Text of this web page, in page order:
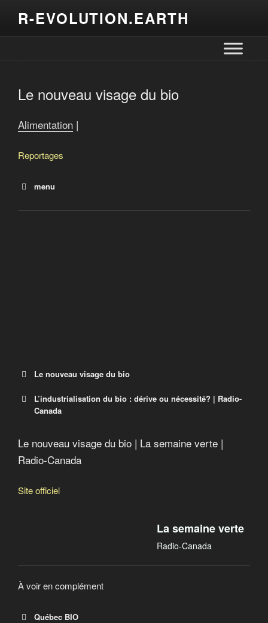
R-EVOLUTION.EARTH
Le nouveau visage du bio
Alimentation |
Reportages
menu
Le nouveau visage du bio
Le nouveau visage du bio
L’industrialisation du bio : dérive ou nécessité? | Radio-
Canada
L’industrialisation du bio : dérive ou
nécessité?
aujourd’hui vendus en grande surface. Une large part
bios consommés ici sont produits localement. A-t-on
Le nouveau visage du bio | La semaine verte |
Radio-Canada
Site officiel
La semaine verte
Radio-Canada
À voir en complément
Québec BIO